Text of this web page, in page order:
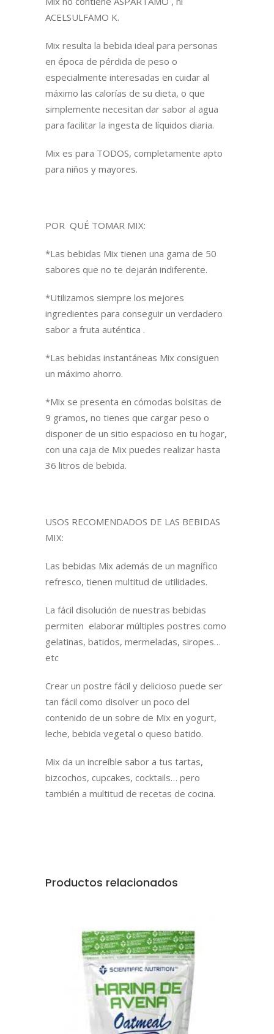
ACELSULFAMO K.
Mix resulta la bebida ideal para personas
en época de pérdida de peso o
especialmente interesadas en cuidar al
máximo las calorías de su dieta, o que
simplemente necesitan dar sabor al agua
para facilitar la ingesta de líquidos diaria.
Mix es para TODOS, completamente apto
para niños y mayores.
POR QUÉ TOMAR MIX:
*Las bebidas Mix tienen una gama de 50
sabores que no te dejarán indiferente.
*Utilizamos siempre los mejores
ingredientes para conseguir un verdadero
sabor a fruta auténtica .
*Las bebidas instantáneas Mix consiguen
un máximo ahorro.
*Mix se presenta en cómodas bolsitas de
9 gramos, no tienes que cargar peso o
disponer de un sitio espacioso en tu hogar,
con una caja de Mix puedes realizar hasta
36 litros de bebida.
USOS RECOMENDADOS DE LAS BEBIDAS
MIX:
Las bebidas Mix además de un magnífico
refresco, tienen multitud de utilidades.
La fácil disolución de nuestras bebidas
permiten elaborar múltiples postres como
gelatinas, batidos, mermeladas, siropes…
etc
Crear un postre fácil y delicioso puede ser
tan fácil como disolver un poco del
contenido de un sobre de Mix en yogurt,
leche, bebida vegetal o queso batido.
Mix da un increíble sabor a tus tartas,
bizcochos, cupcakes, cocktails… pero
también a multitud de recetas de cocina.
Productos relacionados
AÑADIR AL CARRITO